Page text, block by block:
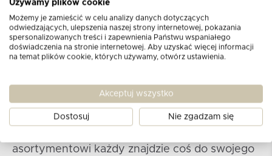
Kolekcja GERIS to stoliki kawowe, które
odnajdą się we wnętrzach loftowych i
nowoczesnych. Stoliki z metalowymi nogami
doskonale dopełniają estetykę takiego
Wykonane są z wysokiej jakości materiałów. W
kolekcji znajdują się stoliki w różnych
wybarwieniach blatu oraz rozmiarach, a także z
asortymentowi każdy znajdzie coś do swojego
Używamy plików cookie
Możemy je zamieścić w celu analizy danych dotyczących
odwiedzających, ulepszenia naszej strony internetowej, pokazania
spersonalizowanych treści i zapewnienia Państwu wspaniałego
doświadczenia na stronie internetowej. Aby uzyskać więcej informacji
na temat plików cookie, których używamy, otwórz ustawienia.
Akceptuj wszystko
Dostosuj Nie zgadzam się